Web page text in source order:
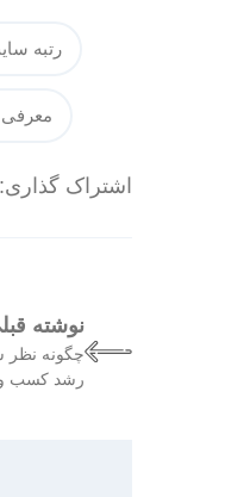
رتبه
اشتراک گذاری:
نوشته
رشد کسب و